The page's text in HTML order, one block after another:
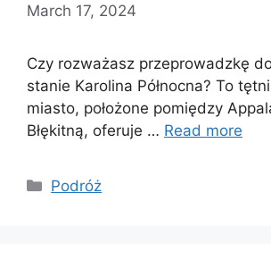
March 17, 2024
Czy rozważasz przeprowadzkę
stanie Karolina Północna? To
miasto, położone pomiędzy
Błękitną, oferuje … Read more
Categories
Podróż